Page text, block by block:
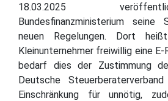
18.03.2025
Bundesfinanzministerium
neuen Regelungen. Dort
Kleinunternehmer freiwillig eine E-
bedarf dies der Zustimmung
Deutsche
Einschränkung für unnötig,